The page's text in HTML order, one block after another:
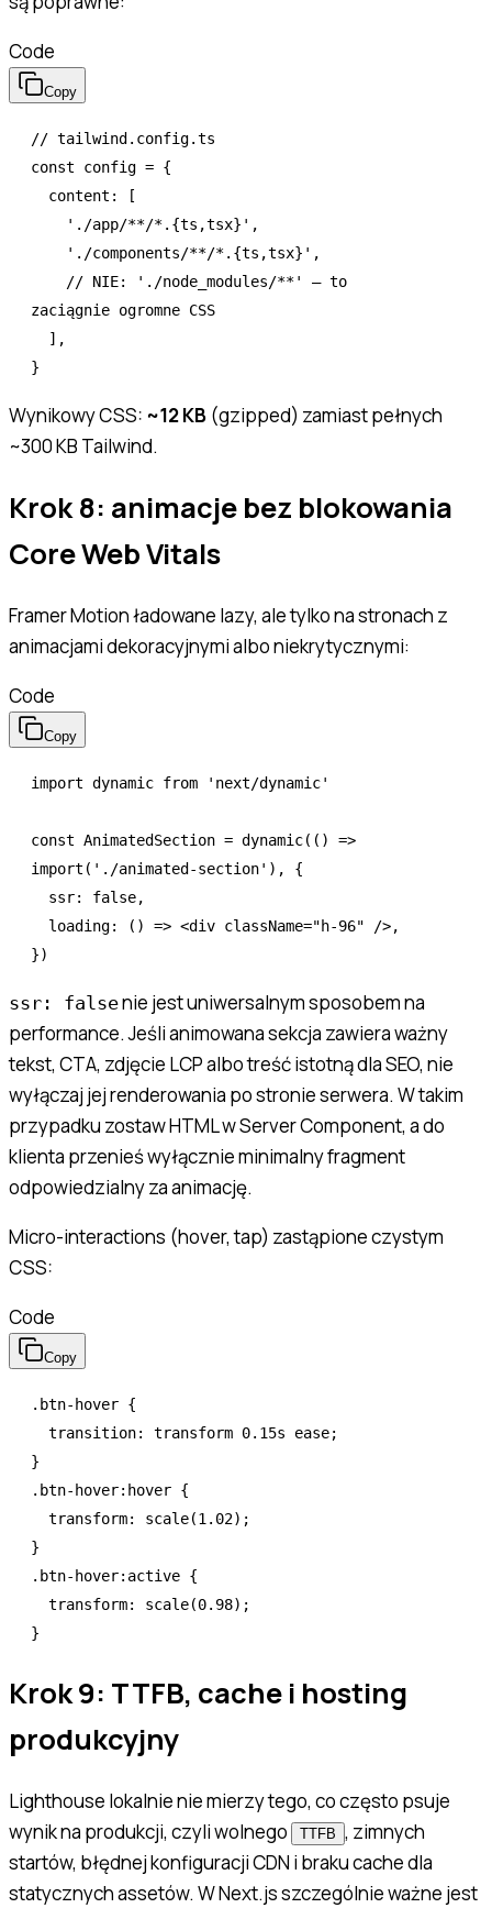
Code
Copy
// tailwind.config.ts
const config = {
  content
:
[
    './app/**/*.{ts,tsx}'
,
    './components/**/*.{ts,tsx}'
,
zaciągnie ogromne CSS
  ]
,
}
Wynikowy CSS: ~12 KB (gzipped) zamiast pełnych
~300 KB Tailwind.
Krok 8: animacje bez blokowania
Core Web Vitals
Framer Motion ładowane lazy, ale tylko na stronach z
animacjami dekoracyjnymi albo niekrytycznymi:
Code
Copy
import dynamic from 'next/dynamic'
const AnimatedSection = dynamic(() =>
import ( './animated-section' ) ,
{
  ssr
: false,
  loading
: () => <div className="h-96" />,
})
ssr: falsenie jest uniwersalnym sposobem na
performance. Jeśli animowana sekcja zawiera ważny
tekst, CTA, zdjęcie LCP albo treść istotną dla SEO, nie
wyłączaj jej renderowania po stronie serwera. W takim
przypadku zostaw HTML w Server Component, a do
klienta przenieś wyłącznie minimalny fragment
odpowiedzialny za animację.
Micro-interactions (hover, tap) zastąpione czystym
CSS:
Code
Copy
.btn-hover {
  transition
: transform 0.15s ease;
}
.btn-hover:hover {
  transform
: scale(1.02) ;
}
.btn-hover:active {
  transform
: scale(0.98) ;
}
Krok 9: TTFB, cache i hosting
produkcyjny
Lighthouse lokalnie nie mierzy tego, co często psuje
wynik na produkcji, czyli wolnego
TTFB , zimnych
startów, błędnej konfiguracji CDN i braku cache dla
statycznych assetów. W Next.js szczególnie ważne jest